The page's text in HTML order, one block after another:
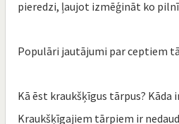
pieredzi, ļaujot izmēģināt ko
Populāri jautājumi par ceptiem
Kā ēst kraukšķīgus tārpus? Kāda
Kraukšķīgajiem tārpiem ir